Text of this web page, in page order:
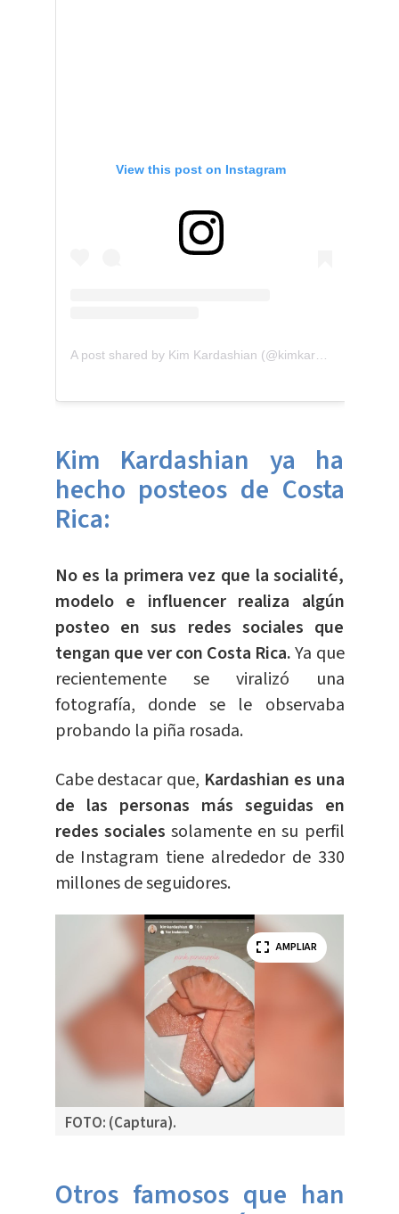
View this post on Instagram
Kim Kardashian ya ha
hecho posteos de Costa
Rica:
No es la primera vez que la socialité,
modelo e influencer realiza algún
posteo en sus redes sociales que
tengan que ver con Costa Rica.Ya que
recientemente se viralizó una
fotografía, donde se le observaba
probando la piña rosada.
Cabe destacar que, Kardashian es una
de las personas más seguidas en
redes sociales solamente en su perfil
de Instagram tiene alrededor de 330
millones de seguidores.
FOTO: (Captura).
AMPLIAR
Otros famosos que han